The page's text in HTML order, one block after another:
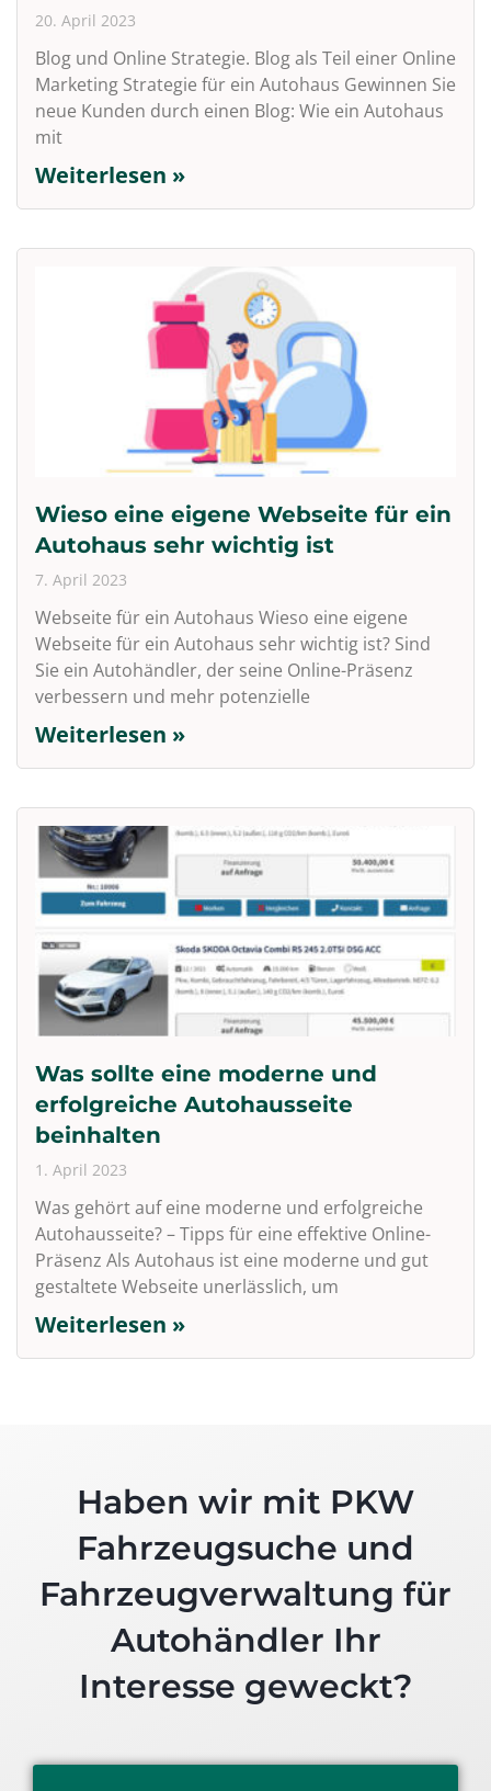
20. April 2023
Blog und Online Strategie. Blog als Teil einer Online
Marketing Strategie für ein Autohaus Gewinnen Sie
neue Kunden durch einen Blog: Wie ein Autohaus
mit
Weiterlesen »
Wieso eine eigene Webseite für ein
Autohaus sehr wichtig ist
7. April 2023
Webseite für ein Autohaus Wieso eine eigene
Webseite für ein Autohaus sehr wichtig ist? Sind
Sie ein Autohändler, der seine Online-Präsenz
verbessern und mehr potenzielle
Weiterlesen »
Was sollte eine moderne und
erfolgreiche Autohausseite
beinhalten
1. April 2023
Was gehört auf eine moderne und erfolgreiche
Autohausseite? – Tipps für eine effektive Online-
Präsenz Als Autohaus ist eine moderne und gut
gestaltete Webseite unerlässlich, um
Weiterlesen »
Haben wir mit PKW
Fahrzeugsuche und
Fahrzeugverwaltung für
Autohändler Ihr
Interesse geweckt?